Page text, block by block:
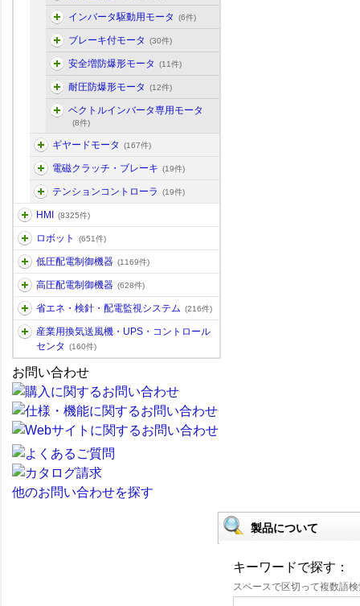
インバータ駆動用モータ (6件)
ブレーキ付モータ (30件)
安全増防爆形モータ (11件)
耐圧防爆形モータ (12件)
ベクトルインバータ専用モータ
(8件)
ギヤードモータ (167件)
電磁クラッチ・ブレーキ (19件)
テンションコントローラ (19件)
HMI (8325件)
ロボット (651件)
低圧配電制御機器 (1169件)
高圧配電制御機器 (628件)
省エネ・検針・配電監視システム (216件)
産業用換気送風機・UPS・コントロール
センタ
(160件)
お問い合わせ
他のお問い合わせを探す
製品について
キーワードで探す：
スペースで区切って複数語